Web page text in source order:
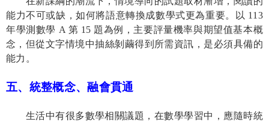
能力不可或缺，如何將語意轉換成數學式更為重要。以 113
年學測數學 A 第 15 題為例，主要評量機率與期望值基本概
念，但從文字情境中抽絲剝繭得到所需資訊，是必須具備的
能力。
五、統整概念、融會貫通
生活中有很多數學相關議題，在數學學習中，應隨時統